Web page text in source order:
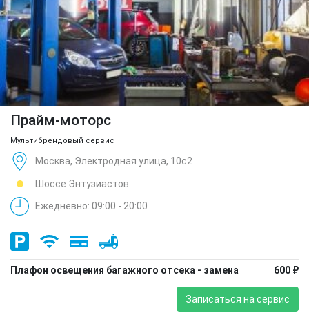
Прайм-моторс
Мультибрендовый сервис
Москва, Электродная улица, 10с2
Шоссе Энтузиастов
Ежедневно: 09:00 - 20:00
Плафон освещения багажного отсека - замена 600 ₽
Записаться на сервис